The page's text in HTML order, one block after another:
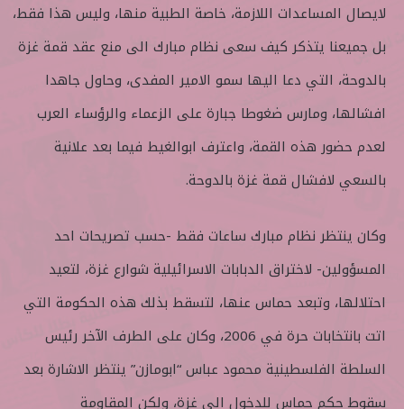
لايصال المساعدات اللازمة، خاصة الطبية منها، وليس هذا فقط،
بل جميعنا يتذكر كيف سعى نظام مبارك الى منع عقد قمة غزة
بالدوحة، التي دعا اليها سمو الامير المفدى، وحاول جاهدا
افشالها، ومارس ضغوطا جبارة على الزعماء والرؤساء العرب
لعدم حضور هذه القمة، واعترف ابوالغيط فيما بعد علانية
بالسعي لافشال قمة غزة بالدوحة.
وكان ينتظر نظام مبارك ساعات فقط -حسب تصريحات احد
المسؤولين- لاختراق الدبابات الاسرائيلية شوارع غزة، لتعيد
احتلالها، وتبعد حماس عنها، لتسقط بذلك هذه الحكومة التي
اتت بانتخابات حرة في 2006، وكان على الطرف الآخر رئيس
السلطة الفلسطينية محمود عباس “ابومازن” ينتظر الاشارة بعد
سقوط حكم حماس للدخول الى غزة، ولكن المقاومة